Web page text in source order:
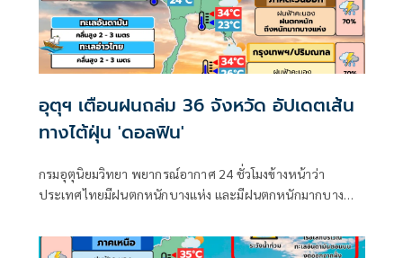
อุตุฯ เตือนฝนถล่ม 36 จังหวัด อัปเดตเส้น
ทางไต้ฝุ่น 'ดอลฟิน'
กรมอุตุนิยมวิทยา พยากรณ์อากาศ 24 ชั่วโมงข้างหน้าว่า
ประเทศไทยมีฝนตกหนักบางแห่ง และมีฝนตกหนักมากบาง